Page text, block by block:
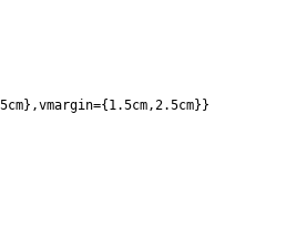
} ,vmargin={ 1.5cm,2.5cm}}